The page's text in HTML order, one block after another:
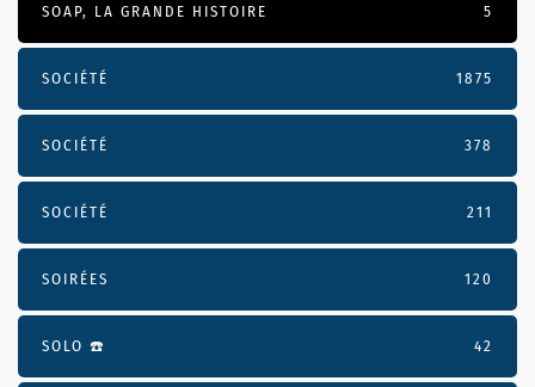
SOAP, LA GRANDE HISTOIRE 5
SOCIÉTÉ 1875
SOCIÉTÉ 378
SOCIÉTÉ 211
SOIRÉES 120
SOLO ☎️ 42